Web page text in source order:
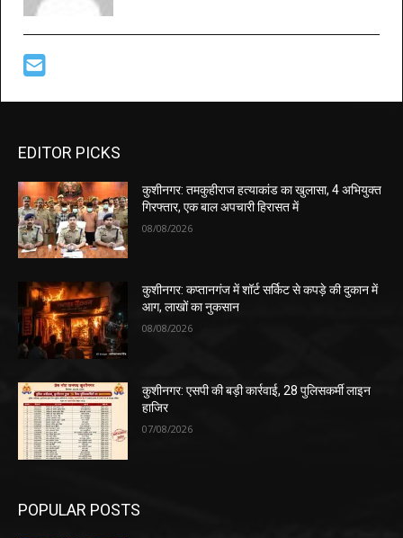
EDITOR PICKS
कुशीनगर: तमकुहीराज हत्याकांड का खुलासा, 4 अभियुक्त
गिरफ्तार, एक बाल अपचारी हिरासत में
08/08/2026
कुशीनगर: कप्तानगंज में शॉर्ट सर्किट से कपड़े की दुकान में
आग, लाखों का नुकसान
08/08/2026
कुशीनगर: एसपी की बड़ी कार्रवाई, 28 पुलिसकर्मी लाइन
हाजिर
07/08/2026
POPULAR POSTS